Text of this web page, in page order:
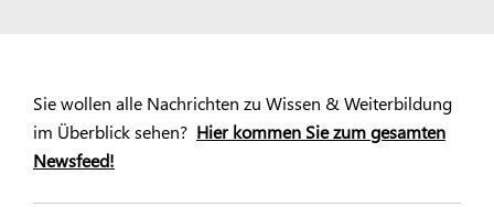
Sie wollen alle Nachrichten zu Wissen & Weiterbildung
im Überblick sehen? Hier kommen Sie zum gesamten
Newsfeed!